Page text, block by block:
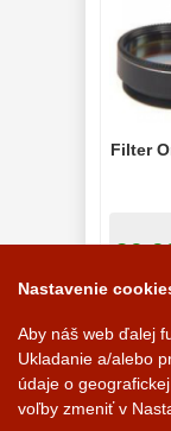
Filter
Nastavenie
Aby náš web ďalej
Ukladanie a/alebo
údaje o
voľby zmeniť v